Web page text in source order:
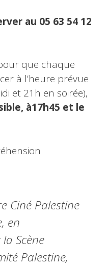
au 05 63 54 12
que chaque
à l’heure prévue
et 21h en soirée),
à17h45 et le
Ciné Palestine
en
Scène
Palestine,